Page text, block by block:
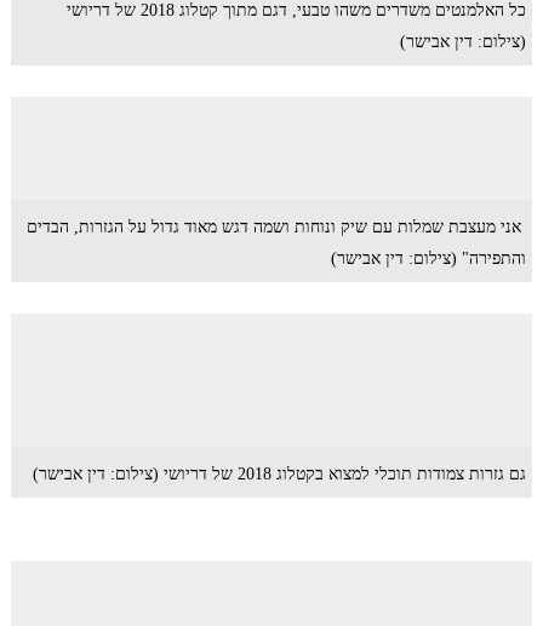
כל האלמנטים משדרים משהו טבעי, דגם מתוך קטלוג 2018 של דריושי
(צילום: דין אבישר)
אני מעצבת שמלות עם שיק ונוחות ושמה דגש מאוד גדול על הגזרות, הבדים
והתפירה" (צילום: דין אבישר)
גם גזרות צמודות תוכלי למצוא בקטלוג 2018 של דריושי (צילום: דין אבישר)